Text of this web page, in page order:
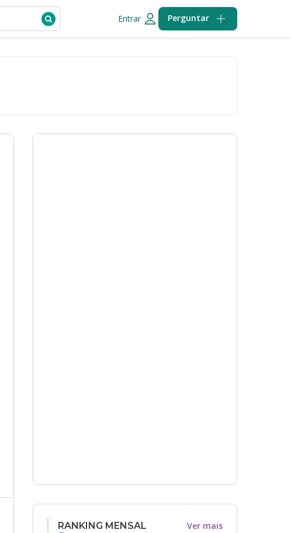
Entrar Perguntar
RANKING MENSAL Ver mais